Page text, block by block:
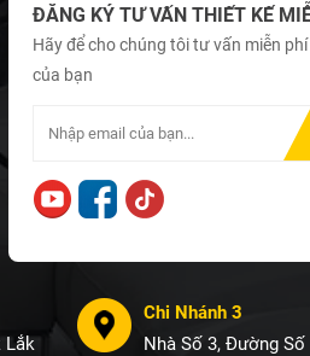
ĐĂNG KÝ TƯ VẤN THIẾT KẾ
Hãy để cho chúng tôi tư vấn miễn
của bạn
Lắk
Chi Nhánh 3
Nhà Số 3, Đường